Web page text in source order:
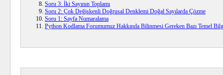
Soru 3: İki Sayının Toplamı
Soru 2: Çok Değişkenli Doğrusal Denklemi Doğal Sayılarda Çözme
Soru 1: Sayfa Numaralama
Python Kodlama Forumumuz Hakkında Bilinmesi Gereken Bazı Temel